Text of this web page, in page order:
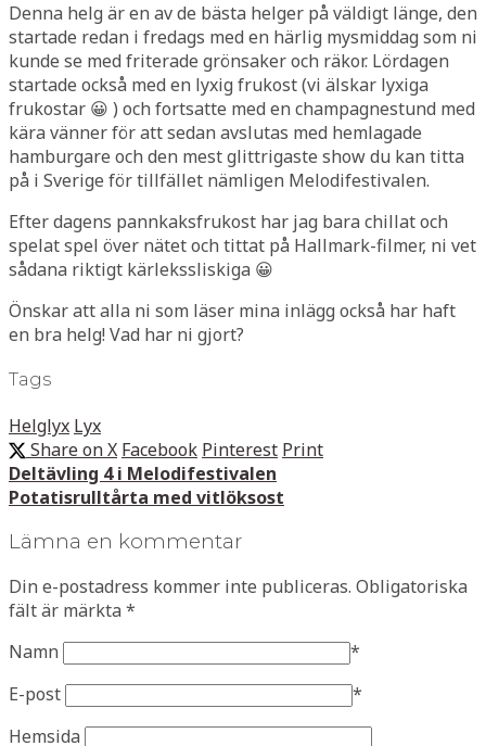
Denna helg är en av de bästa helger på väldigt länge, den
startade redan i fredags med en härlig mysmiddag som ni
kunde se med friterade grönsaker och räkor. Lördagen
startade också med en lyxig frukost (vi älskar lyxiga
frukostar 😀 ) och fortsatte med en champagnestund med
kära vänner för att sedan avslutas med hemlagade
hamburgare och den mest glittrigaste show du kan titta
på i Sverige för tillfället nämligen Melodifestivalen.
Efter dagens pannkaksfrukost har jag bara chillat och
spelat spel över nätet och tittat på Hallmark-filmer, ni vet
sådana riktigt kärlekssliskiga 😀
Önskar att alla ni som läser mina inlägg också har haft
en bra helg! Vad har ni gjort?
Tags
Helglyx Lyx
Share on X Facebook Pinterest Print
Deltävling 4 i Melodifestivalen
Potatisrulltårta med vitlöksost
Lämna en kommentar
Din e-postadress kommer inte publiceras. Obligatoriska
fält är märkta *
Namn
*
E-post
*
Hemsida